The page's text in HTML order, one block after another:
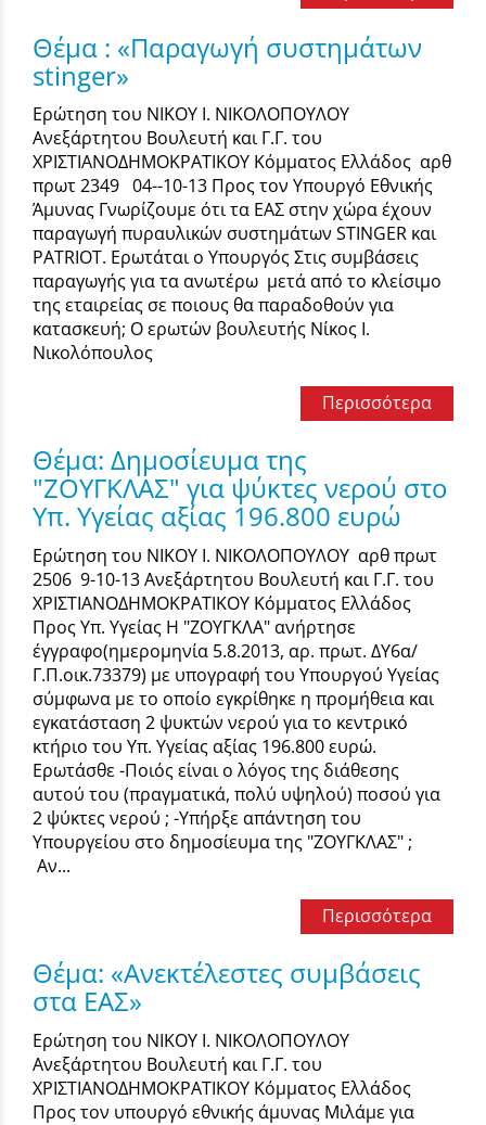
Θέμα : «Παραγωγή συστημάτων
stinger»
Ερώτηση του ΝΙΚΟΥ Ι. ΝΙΚΟΛΟΠΟΥΛΟΥ
Ανεξάρτητου Βουλευτή και Γ.Γ. του
ΧΡΙΣΤΙΑΝΟΔΗΜΟΚΡΑΤΙΚΟΥ Κόμματος Ελλάδος αρθ
πρωτ 2349 04--10-13 Προς τον Υπουργό Εθνικής
Άμυνας Γνωρίζουμε ότι τα ΕΑΣ στην χώρα έχουν
παραγωγή πυραυλικών συστημάτων STINGER και
PATRIOT. Ερωτάται ο Υπουργός Στις συμβάσεις
παραγωγής για τα ανωτέρω μετά από το κλείσιμο
της εταιρείας σε ποιους θα παραδοθούν για
κατασκευή; Ο ερωτών βουλευτής Νίκος Ι.
Νικολόπουλος
Περισσότερα
Θέμα: Δημοσίευμα της
"ΖΟΥΓΚΛΑΣ" για ψύκτες νερού στο
Υπ. Υγείας αξίας 196.800 ευρώ
Ερώτηση του ΝΙΚΟΥ Ι. ΝΙΚΟΛΟΠΟΥΛΟΥ αρθ πρωτ
2506 9-10-13 Ανεξάρτητου Βουλευτή και Γ.Γ. του
ΧΡΙΣΤΙΑΝΟΔΗΜΟΚΡΑΤΙΚΟΥ Κόμματος Ελλάδος
Προς Υπ. Υγείας Η "ΖΟΥΓΚΛΑ" ανήρτησε
έγγραφο(ημερομηνία 5.8.2013, αρ. πρωτ. ΔΥ6α/
Γ.Π.οικ.73379) με υπογραφή του Υπουργού Υγείας
σύμφωνα με το οποίο εγκρίθηκε η προμήθεια και
εγκατάσταση 2 ψυκτών νερού για το κεντρικό
κτήριο του Υπ. Υγείας αξίας 196.800 ευρώ.
Ερωτάσθε -Ποιός είναι ο λόγος της διάθεσης
αυτού του (πραγματικά, πολύ υψηλού) ποσού για
2 ψύκτες νερού ; -Υπήρξε απάντηση του
Υπουργείου στο δημοσίευμα της "ΖΟΥΓΚΛΑΣ" ;
Αν...
Περισσότερα
Θέμα: «Ανεκτέλεστες συμβάσεις
στα ΕΑΣ»
Ερώτηση του ΝΙΚΟΥ Ι. ΝΙΚΟΛΟΠΟΥΛΟΥ
Ανεξάρτητου Βουλευτή και Γ.Γ. του
ΧΡΙΣΤΙΑΝΟΔΗΜΟΚΡΑΤΙΚΟΥ Κόμματος Ελλάδος
Προς τον υπουργό εθνικής άμυνας Μιλάμε για